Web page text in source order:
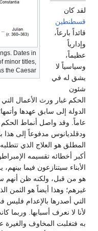
Dates in
minor titles,
the Caesar
لقد كان
قسطنطين
قائداً بارعاً،
وإدارياً
عظيماً،
وسياسياً لا
يشق له في
شئون
الحكم غبار ورث الأعمال
عاماً. وقد واصل أنماط الحكم
ودقلديانوس مدفوعاً إلى هذا
المطلق هو العلاج الذي
أكبر أخطائه تقسيمه
الأبناء سيتنازعون فيما
هو من قبل، ولكنه ظن أنهم
غيرهم؛ وهذا أيضاً هو الثمن
التي أصدرها بالإعدام فليس
لأنا لا نعرف أسبابها. وربما
به فتغلبت المخاوف والغيرة